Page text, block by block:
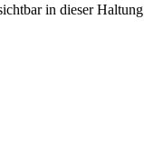
in dieser